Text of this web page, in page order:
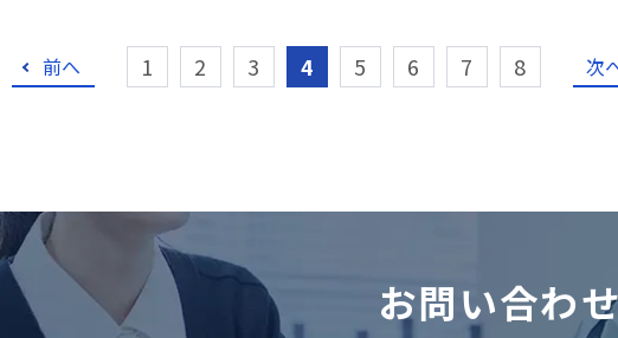
前へ 1 2 3 4 5 6 7 8 次
お問い合わ